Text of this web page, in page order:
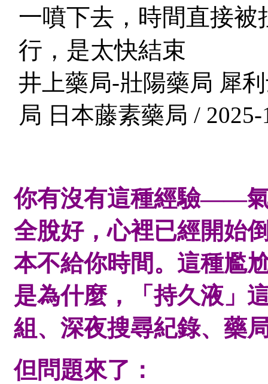
一噴下去，時間直接
行，是太快結束
井上藥局-壯陽藥局 犀
局 日本藤素藥局 / 2025-
你有沒有這種經驗——
全脫好，心裡已經開始
本不給你時間。這種尷
是為什麼，「持久液」
組、深夜搜尋紀錄、藥
但問題來了：